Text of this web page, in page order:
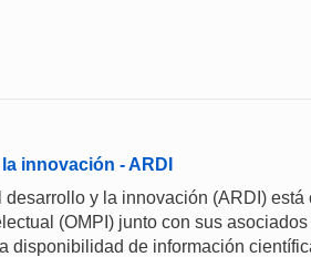
innovación - ARDI
y la innovación (ARDI) está
(OMPI) junto con sus asociados
disponibilidad de información